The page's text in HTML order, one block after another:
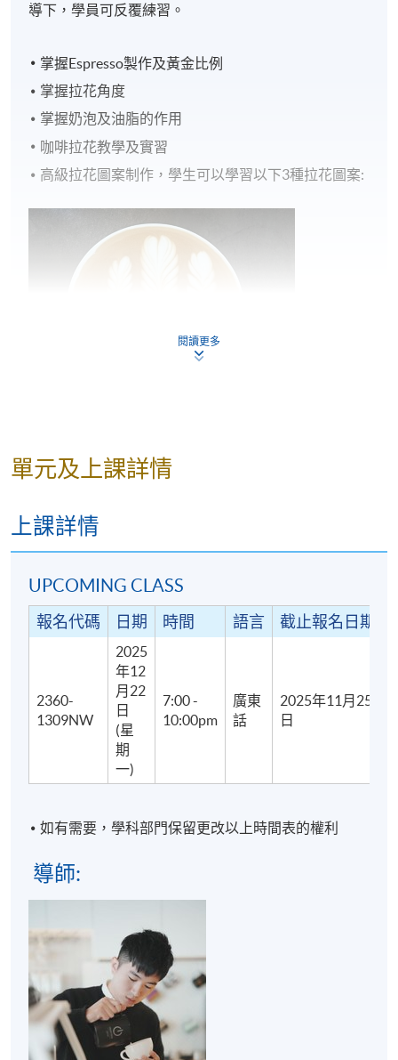
導下，學員可反覆練習。
掌握Espresso製作及黃金比例
掌握拉花角度
掌握奶泡及油脂的作用
咖啡拉花教學及實習
高級拉花圖案制作，學生可以學習以下3種拉花圖案:
學歷頒授
成功完成「咖啡拉花技巧 (高級圖案) 」及出席達70%
閱讀更多
單元及上課詳情
上課詳情
UPCOMING CLASS
報名代碼 日期 時間 語言 截止報名日期
2360-
1309NW
2025
年12
月22
日
(星
期
一)
7:00 -
10:00pm
廣東
話
2025年11月25
日
如有需要，學科部門保留更改以上時間表的權利
導師: